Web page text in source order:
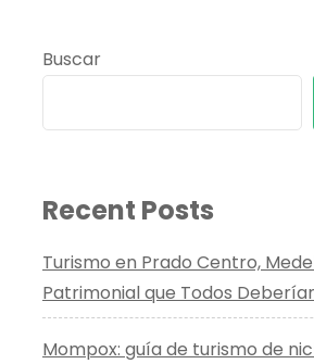
Buscar
Recent Posts
Turismo en Prado Centro,
Patrimonial que Todos
Mompox: guía de turismo de